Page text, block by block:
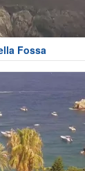
Fossa